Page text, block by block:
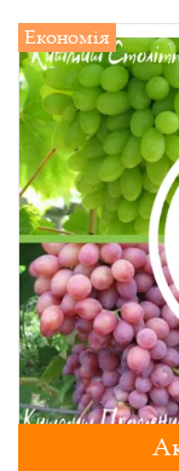
Економія